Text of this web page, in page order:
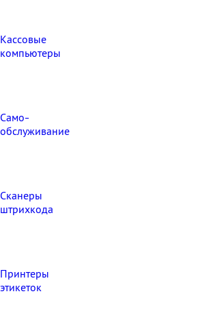
Кассовые
компьютеры
Само-
обслуживание
Сканеры
штрихкода
Принтеры
этикеток